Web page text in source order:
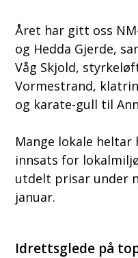
Året har gitt oss
og Hedda Gjerde,
Våg Skjold,
Vormestrand,
og karate-gull til
Mange lokale
innsats for
utdelt prisar under
januar.
Idrettsglede på